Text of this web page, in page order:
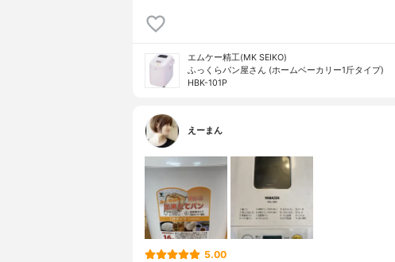
エムケー精工(MK SEIKO)
ふっくらパン屋さん (ホームベーカリー1斤タイプ)
HBK-101P
えーまん
5.00